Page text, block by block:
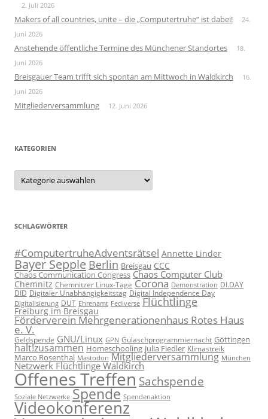
2. Juli 2026
Makers of all countries, unite – die „Computertruhe“ ist dabei!
24.
Juni 2026
Anstehende öffentliche Termine des Münchener Standortes
18.
Juni 2026
Breisgauer Team trifft sich spontan am Mittwoch in Waldkirch
16.
Juni 2026
Mitgliederversammlung 12. Juni 2026
KATEGORIEN
Kategorien
SCHLAGWÖRTER
#ComputertruheAdventsrätsel Annette Linder
Bayer Sepple Berlin Breisgau CCC
Chaos Communication Congress Chaos Computer Club
Chemnitz Chemnitzer Linux-Tage Corona Demonstration DI.DAY
DID Digitaler Unabhängigkeitstag Digital Independence Day
Digitalisierung DUT Ehrenamt Fediverse Flüchtlinge
Freiburg im Breisgau
Förderverein Mehrgenerationenhaus Rotes Haus
e. V.
Geldspende GNU/Linux GPN Gulaschprogrammiernacht Göttingen
halt!zusammen Homeschooling Julia Fiedler Klimastreik
Marco Rosenthal Mastodon Mitgliederversammlung München
Netzwerk Flüchtlinge Waldkirch
Offenes Treffen Sachspende
Soziale Netzwerke Spende Spendenaktion
Videokonferenz